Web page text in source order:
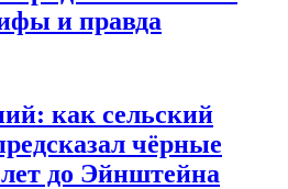
и правда
как сельский
чёрные
до Эйнштейна